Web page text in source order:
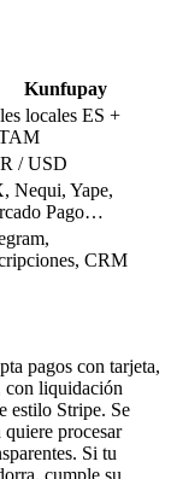
Kunfupay
locales ES +
/ USD
Nequi, Yape,
Pago…
CRM
pagos con tarjeta,
con liquidación
estilo Stripe. Se
procesar
Si tu
cumple su